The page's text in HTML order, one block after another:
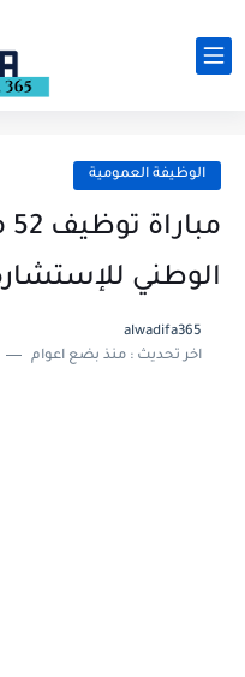
الوظيفة العمومية
الوطني
alwadifa365
اخر تحديث :منذ بضع اعوام